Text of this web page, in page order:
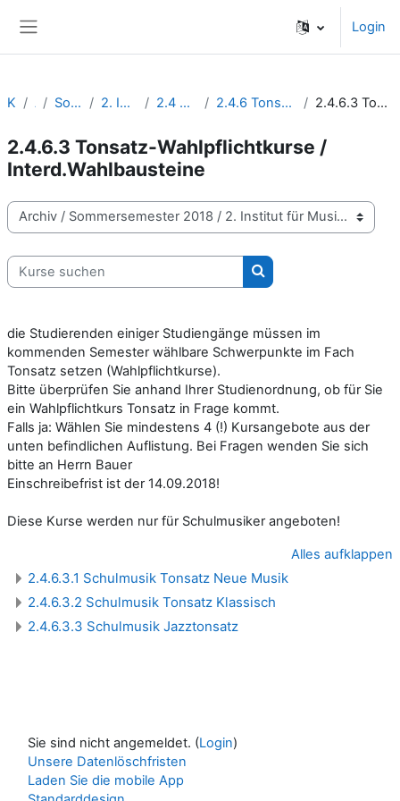
Login
Kurse Archiv Sommersemester 2018 2. Institut für Musikpädagogik 2.4 Musikpädagogik / Lehrämter 2.4.6 Tonsatz/Instrumentation/Komposition/Gehörbildung 2.4.6.3 Tonsatz-Wahlpflichtkurse / Interd.Wahlbausteine
2.4.6.3 Tonsatz-Wahlpflichtkurse /
Interd.Wahlbausteine
Kursbereiche
Kurse suchen
Kurse suchen
die Studierenden einiger Studiengänge müssen im
kommenden Semester wählbare Schwerpunkte im Fach
Tonsatz setzen (Wahlpflichtkurse).
Bitte überprüfen Sie anhand Ihrer Studienordnung, ob für Sie
ein Wahlpflichtkurs Tonsatz in Frage kommt.
Falls ja: Wählen Sie mindestens 4 (!) Kursangebote aus der
unten befindlichen Auflistung. Bei Fragen wenden Sie sich
bitte an Herrn Bauer
Einschreibefrist ist der 14.09.2018!
Diese Kurse werden nur für Schulmusiker angeboten!
Alles aufklappen
2.4.6.3.1 Schulmusik Tonsatz Neue Musik
2.4.6.3.2 Schulmusik Tonsatz Klassisch
2.4.6.3.3 Schulmusik Jazztonsatz
Sie sind nicht angemeldet. (Login)
Unsere Datenlöschfristen
Laden Sie die mobile App